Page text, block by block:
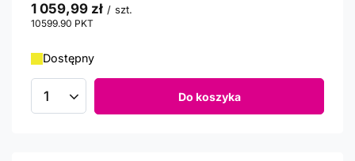
1 059,99 zł / szt.
10599.90 PKT
Dostępny
Ilość produktów Do koszyka